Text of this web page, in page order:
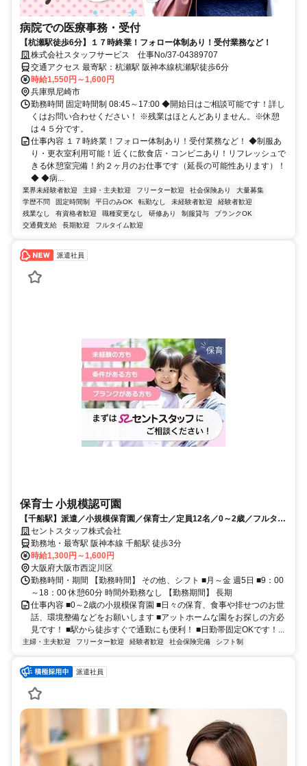
病院での医療事務・受付
【杭瀬駅徒歩6分】１７時終業！フォロー体制あり！受付業務など！
株式会社スタッフサービス 仕事No/37-04389707
交通アクセス 最寄駅：杭瀬駅 阪神本線杭瀬駅徒歩6分
時給1,550円～1,600円
兵庫県尼崎市
勤務時間 固定時間制 08:45～17:00 ◆開始日はご相談可能です！詳し
くはお問い合わせください！ ※残業はほとんどありません。※休憩
は４５分です。
仕事内容 １７時終業！フォロー体制あり！受付業務など！ ◆制服あ
り・更衣室利用可能！近くに飲食店・コンビニあり！リフレッシュで
きる休憩室完備！約２ヶ月のお仕事です（延長の可能性あります）！
◆ ◆病...
業界未経験者歓迎 主婦・主夫歓迎 フリーター歓迎 社会保険あり
大量募集
学歴不問
固定時間制 平日のみOK 転勤なし 未経験者歓迎
経験者歓迎
残業なし
有資格者歓迎 職種変更なし 研修あり 制服貸与
ブランクOK
交通費支給
長期歓迎 フルタイム歓迎
派遣社員
保育士 小規模認可園
【千船駅】派遣／小規模保育園／保育士／定員12名／0～2歳／フルタイ
ム／日勤帯
セントスタッフ株式会社
勤務地・最寄駅 阪神本線 千船駅 徒歩3分
時給1,300円～1,600円
大阪府大阪市西淀川区
勤務時間・期間 【勤務時間】 その他、シフト ■月～金 週5日 ■9：00
～18：00 休憩60分 時間外勤務なし 【勤務期間】 長期
仕事内容 ■0～2歳の小規模保育園 ■日々の保育、食事や排せつのお世
話、環境整備などをお願いします ■アットホームな園をお探しの方必
見です！ ■駅から徒歩すぐで通勤にも便利！ ■日勤帯固定OKです！...
主婦・主夫歓迎 フリーター歓迎 経験者歓迎 社会保険完備 シフト制
派遣社員